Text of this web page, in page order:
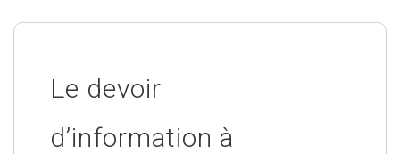
Le devoir
d’information à